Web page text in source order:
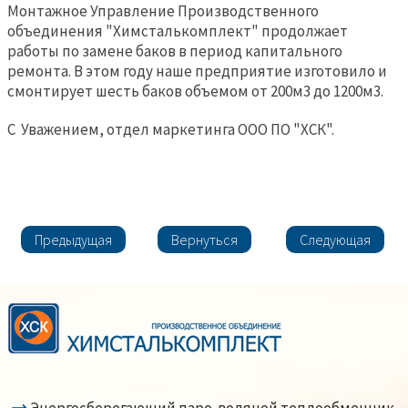
Монтажное Управление Производственного
объединения "Химсталькомплект" продолжает
работы по замене баков в период капитального
ремонта. В этом году наше предприятие изготовило и
смонтирует шесть баков объемом от 200м3 до 1200м3.
С Уважением, отдел маркетинга ООО ПО "ХСК".
Предыдущая Вернуться Следующая